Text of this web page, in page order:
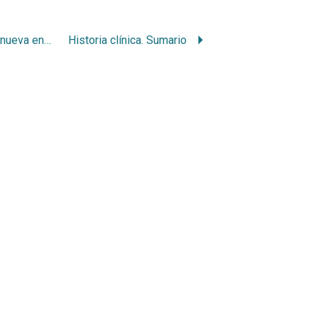
Absceso de brodie: nueva entidad patológica de los maxilares Historia clínica. Sumario